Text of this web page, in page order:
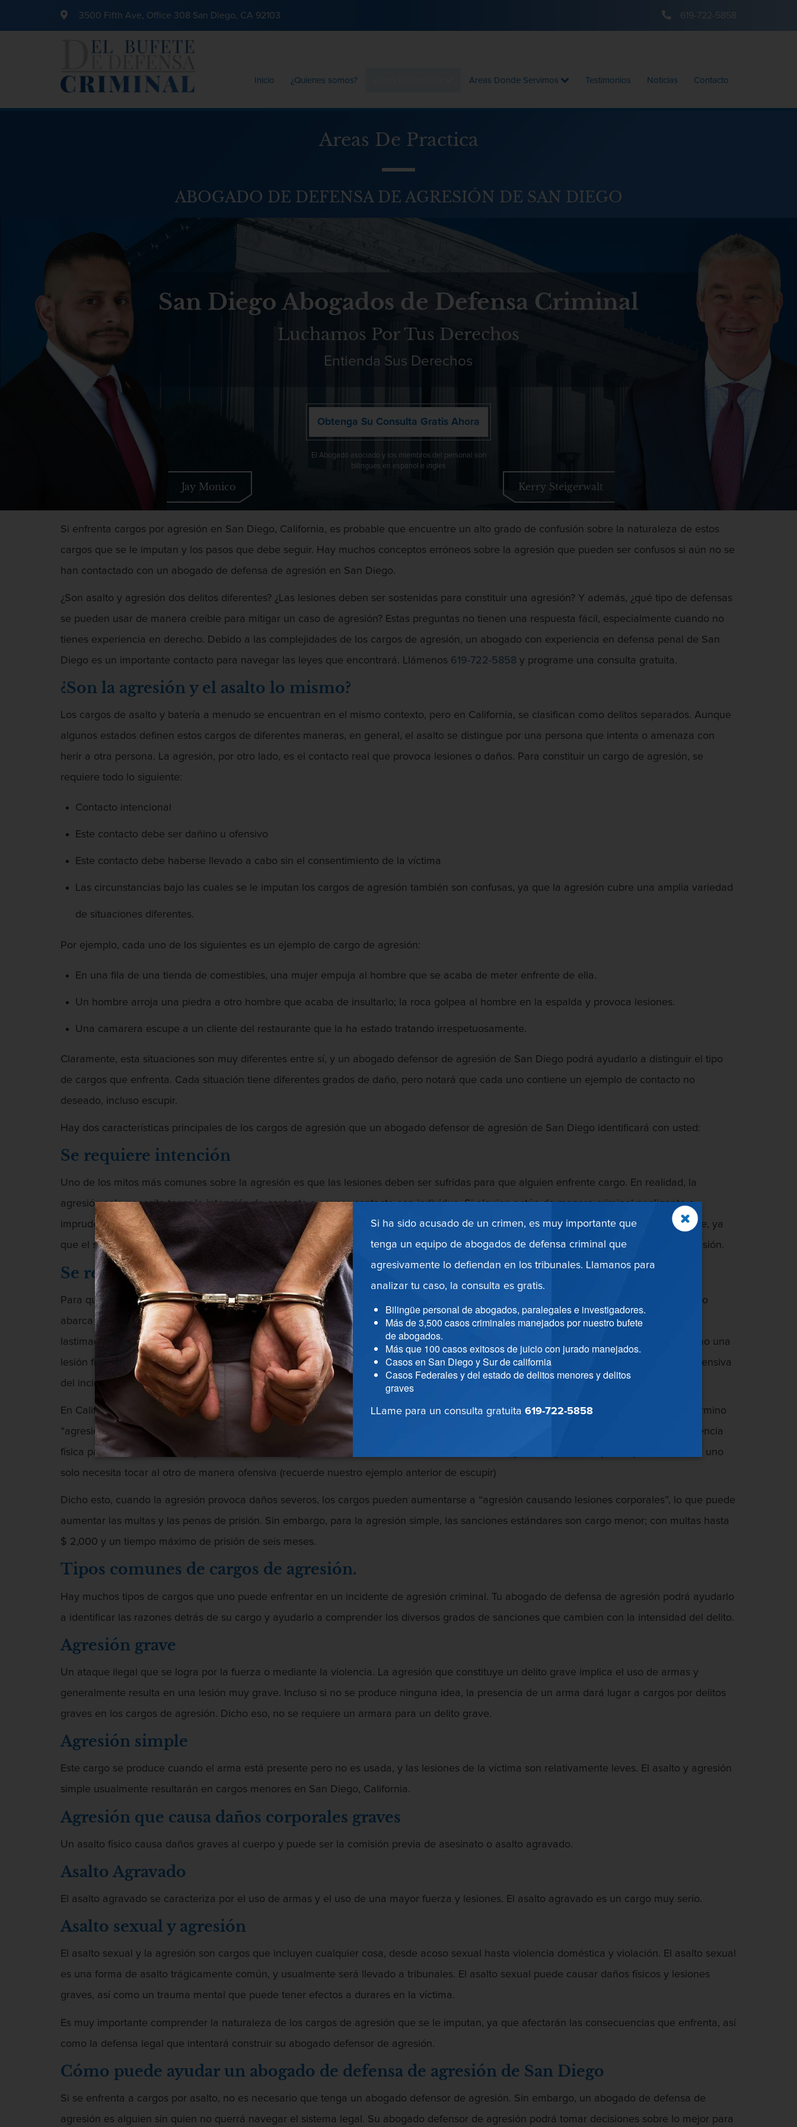
3500 Fifth Ave, Office 308 San Diego, CA 92103 619-722-5858
Inicio ¿Quienes somos? Areas Donde Servimos Testimonios Noticias Contacto
Areas De Practica
ABOGADO DE DEFENSA DE AGRESIÓN DE SAN DIEGO
San Diego Abogados de Defensa Criminal
Luchamos Por Tus Derechos
Entienda Sus Derechos
Obtenga Su Consulta Gratis Ahora
El Abogado asociado y los miembros del personal son
bilingues en espanol e ingles
Jay Monico Kerry Steigerwalt
Si enfrenta cargos por agresión en San Diego, California, es probable que encuentre un alto grado de confusión sobre la naturaleza de estos
cargos que se le imputan y los pasos que debe seguir. Hay muchos conceptos erróneos sobre la agresión que pueden ser confusos si aún no se
han contactado con un abogado de defensa de agresión en San Diego.
¿Son asalto y agresión dos delitos diferentes? ¿Las lesiones deben ser sostenidas para constituir una agresión? Y además, ¿qué tipo de defensas
se pueden usar de manera creíble para mitigar un caso de agresión? Estas preguntas no tienen una respuesta fácil, especialmente cuando no
tienes experiencia en derecho. Debido a las complejidades de los cargos de agresión, un abogado con experiencia en defensa penal de San
Diego es un importante contacto para navegar las leyes que encontrará. Llámenos 619-722-5858 y programe una consulta gratuita.
¿Son la agresión y el asalto lo mismo?
Los cargos de asalto y batería a menudo se encuentran en el mismo contexto, pero en California, se clasifican como delitos separados. Aunque
algunos estados definen estos cargos de diferentes maneras, en general, el asalto se distingue por una persona que intenta o amenaza con
herir a otra persona. La agresión, por otro lado, es el contacto real que provoca lesiones o daños. Para constituir un cargo de agresión, se
requiere todo lo siguiente:
Contacto intencional
Este contacto debe ser dañino u ofensivo
Este contacto debe haberse llevado a cabo sin el consentimiento de la víctima
Las circunstancias bajo las cuales se le imputan los cargos de agresión también son confusas, ya que la agresión cubre una amplia variedad
de situaciones diferentes.
Por ejemplo, cada uno de los siguientes es un ejemplo de cargo de agresión:
En una fila de una tienda de comestibles, una mujer empuja al hombre que se acaba de meter enfrente de ella.
Un hombre arroja una piedra a otro hombre que acaba de insultarlo; la roca golpea al hombre en la espalda y provoca lesiones.
Una camarera escupe a un cliente del restaurante que la ha estado tratando irrespetuosamente.
Claramente, esta situaciones son muy diferentes entre sí, y un abogado defensor de agresión de San Diego podrá ayudarlo a distinguir el tipo
de cargos que enfrenta. Cada situación tiene diferentes grados de daño, pero notará que cada uno contiene un ejemplo de contacto no
deseado, incluso escupir.
Hay dos características principales de los cargos de agresión que un abogado defensor de agresión de San Diego identificará con usted:
Se requiere intención
Uno de los mitos más comunes sobre la agresión es que las lesiones deben ser sufridas para que alguien enfrente cargo. En realidad, la
agresión solo necesita tener la intención de contacto o causar contacto con individuo. Si alguien actúa de manera criminal negligente o
imprudente y causa contacto no deseado con otra persona, puede constituir un asalto. Este es un buen punto para argumentar en la corte, ya
que el simple hecho de toparse con otra persona, no importa lo ofensiva que la otra persona considere la acción, no constituye una agresión.
Se requiere actuar
Para que una agresión sea un acto criminal, los cargos deben reducirse al contacto ofensivo o dañino hecho a otra persona. Este contacto
abarca una amplia gama de agresión, desde patadas y golpes hasta casos que implican un contacto mínimo. La víctima no tiene que ser
lastimada o dañada, siempre y cuando haya ocurrido algún tipo de contacto ofensivo. Por ejemplo, escupir a otra persona no cuenta como una
lesión físicamente, pero a veces se pueden aplicar cargos de agresión debido al hecho que ocurrió el contacto ofensivo. La naturaleza ofensiva
del incidente es usualmente evaluada por las circunstancias y el caso presentado por el abogado defensor de la betería.
En California, el crimen de agresión consiste en cualquier uso intencional e ilegal de la fuerza o la violencia en otra persona. Si bien el término
“agresión” evoca en la mente de la mayoría de las personas la imagen de golpes y lesiones graves, no necesariamente debió haber violencia
física para ser acusado de agresión, según el Código Penal 242 de California. Para enfrentar cargos de agresión bajo la ley de California, uno
solo necesita tocar al otro de manera ofensiva (recuerde nuestro ejemplo anterior de escupir)
Dicho esto, cuando la agresión provoca daños severos, los cargos pueden aumentarse a “agresión causando lesiones corporales”, lo que puede
aumentar las multas y las penas de prisión. Sin embargo, para la agresión simple, las sanciones estándares son cargo menor; con multas hasta
$ 2,000 y un tiempo máximo de prisión de seis meses.
Tipos comunes de cargos de agresión.
Hay muchos tipos de cargos que uno puede enfrentar en un incidente de agresión criminal. Tu abogado de defensa de agresión podrá ayudarlo
a identificar las razones detrás de su cargo y ayudarlo a comprender los diversos grados de sanciones que cambien con la intensidad del delito.
Agresión grave
Un ataque ilegal que se logra por la fuerza o mediante la violencia. La agresión que constituye un delito grave implica el uso de armas y
generalmente resulta en una lesión muy grave. Incluso si no se produce ninguna idea, la presencia de un arma dará lugar a cargos por delitos
graves en los cargos de agresión. Dicho eso, no se requiere un armara para un delito grave.
Agresión simple
Este cargo se produce cuando el arma está presente pero no es usada, y las lesiones de la víctima son relativamente leves. El asalto y agresión
simple usualmente resultarán en cargos menores en San Diego, California.
Agresión que causa daños corporales graves
Un asalto físico causa daños graves al cuerpo y puede ser la comisión previa de asesinato o asalto agravado.
Asalto Agravado
El asalto agravado se caracteriza por el uso de armas y el uso de una mayor fuerza y lesiones. El asalto agravado es un cargo muy serio.
Asalto sexual y agresión
El asalto sexual y la agresión son cargos que incluyen cualquier cosa, desde acoso sexual hasta violencia doméstica y violación. El asalto sexual
es una forma de asalto trágicamente común, y usualmente será llevado a tribunales. El asalto sexual puede causar daños físicos y lesiones
graves, así como un trauma mental que puede tener efectos a durares en la víctima.
Es muy importante comprender la naturaleza de los cargos de agresión que se le imputan, ya que afectarán las consecuencias que enfrenta, así
como la defensa legal que intentará construir su abogado defensor de agresión.
Cómo puede ayudar un abogado de defensa de agresión de San Diego
Si se enfrenta a cargos por asalto, no es necesario que tenga un abogado defensor de agresión. Sin embargo, un abogado de defensa de
agresión es alguien sin quien no querrá navegar el sistema legal. Su abogado defensor de agresión podrá tomar decisiones sobre lo mejor para
Si ha sido acusado de un crimen, es muy importante que
tenga un equipo de abogados de defensa criminal que
agresivamente lo defiendan en los tribunales. Llamanos para
analizar tu caso, la consulta es gratis.
Bilingüe personal de abogados, paralegales e investigadores.
Más de 3,500 casos criminales manejados por nuestro bufete
de abogados.
Más que 100 casos exitosos de juicio con jurado manejados.
Casos en San Diego y Sur de california
Casos Federales y del estado de delitos menores y delitos
graves
LLame para un consulta gratuita 619-722-5858